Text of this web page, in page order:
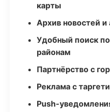
карты
Архив новостей и
Удобный поиск
районам
Партнёрство с
Реклама с
Push-